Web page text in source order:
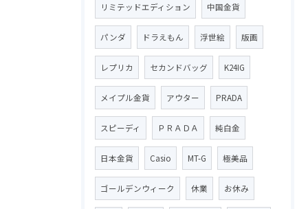
リミテッドエディション 中国金貨
パンダ ドラえもん 浮世絵 版画
レプリカ セカンドバッグ K24IG
メイプル金貨 アウター PRADA
スピーディ ＰＲＡＤＡ 純白金
日本金貨 Casio MT-G 極美品
ゴールデンウィーク 休業 お休み